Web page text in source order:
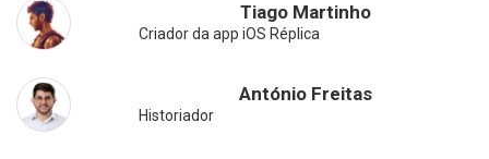
Tiago Martinho
Criador da app iOS Réplica
António Freitas
Historiador